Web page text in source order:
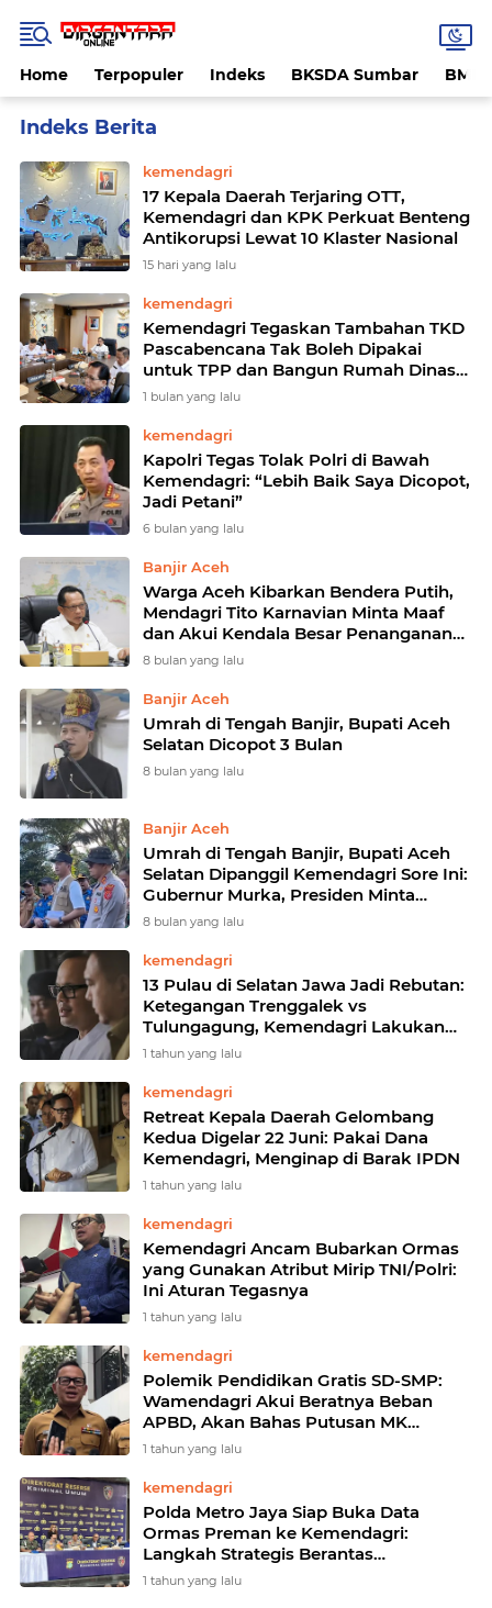
Home Terpopuler Indeks BKSDA Sumbar
kemendagri
17 Kepala Daerah Terjaring OTT,
Kemendagri dan KPK Perkuat Benteng
Antikorupsi Lewat 10 Klaster Nasional
15 hari yang lalu
kemendagri
Kemendagri Tegaskan Tambahan TKD
Pascabencana Tak Boleh Dipakai
untuk TPP dan Bangun Rumah Dinas
Baru
1 bulan yang lalu
kemendagri
Kapolri Tegas Tolak Polri di Bawah
Kemendagri: “Lebih Baik Saya Dicopot,
Jadi Petani”
6 bulan yang lalu
Banjir Aceh
Warga Aceh Kibarkan Bendera Putih,
Mendagri Tito Karnavian Minta Maaf
dan Akui Kendala Besar Penanganan
Bencana
8 bulan yang lalu
Banjir Aceh
Umrah di Tengah Banjir, Bupati Aceh
Selatan Dicopot 3 Bulan
8 bulan yang lalu
Banjir Aceh
Umrah di Tengah Banjir, Bupati Aceh
Selatan Dipanggil Kemendagri Sore Ini:
Gubernur Murka, Presiden Minta
Dicopot, Gerindra Langsung Bertindak
8 bulan yang lalu
kemendagri
13 Pulau di Selatan Jawa Jadi Rebutan:
Ketegangan Trenggalek vs
Tulungagung, Kemendagri Lakukan
Penelusuran Mendalam
1 tahun yang lalu
kemendagri
Retreat Kepala Daerah Gelombang
Kedua Digelar 22 Juni: Pakai Dana
Kemendagri, Menginap di Barak IPDN
1 tahun yang lalu
kemendagri
Kemendagri Ancam Bubarkan Ormas
yang Gunakan Atribut Mirip TNI/Polri:
Ini Aturan Tegasnya
1 tahun yang lalu
kemendagri
Polemik Pendidikan Gratis SD-SMP:
Wamendagri Akui Beratnya Beban
APBD, Akan Bahas Putusan MK
dengan Kemendikdasmen
1 tahun yang lalu
kemendagri
Polda Metro Jaya Siap Buka Data
Ormas Preman ke Kemendagri:
Langkah Strategis Berantas
Premanisme Berbasis Data
1 tahun yang lalu